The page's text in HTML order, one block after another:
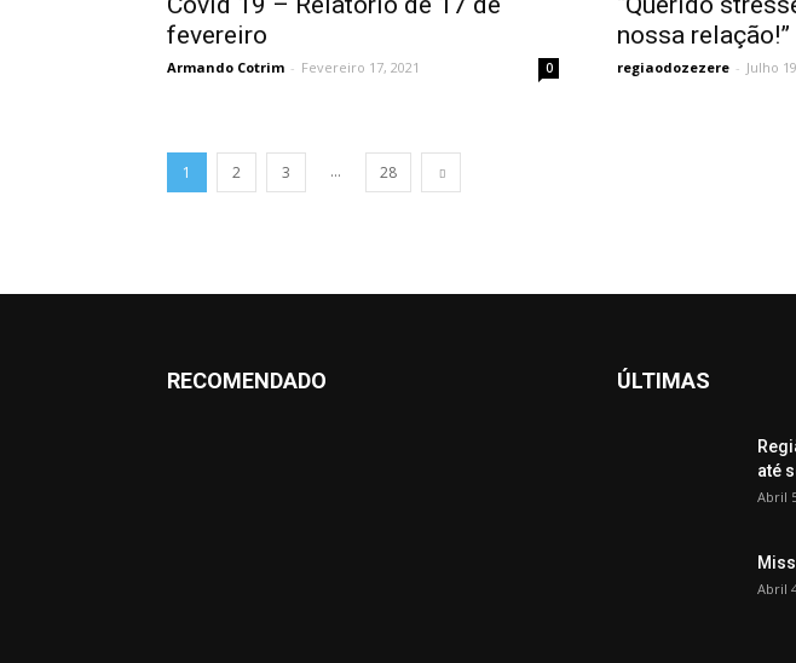
fevereiro
Armando Cotrim - Fevereiro 17, 2021 0
nossa relação!”
regiaodozezere - Julho
1 2 3 ... 28
RECOMENDADO ÚLTIMAS
até
Abril
Abril